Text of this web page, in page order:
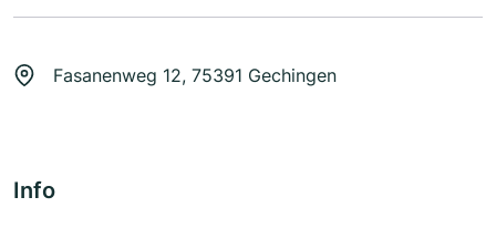
Fasanenweg 12, 75391 Gechingen
Info